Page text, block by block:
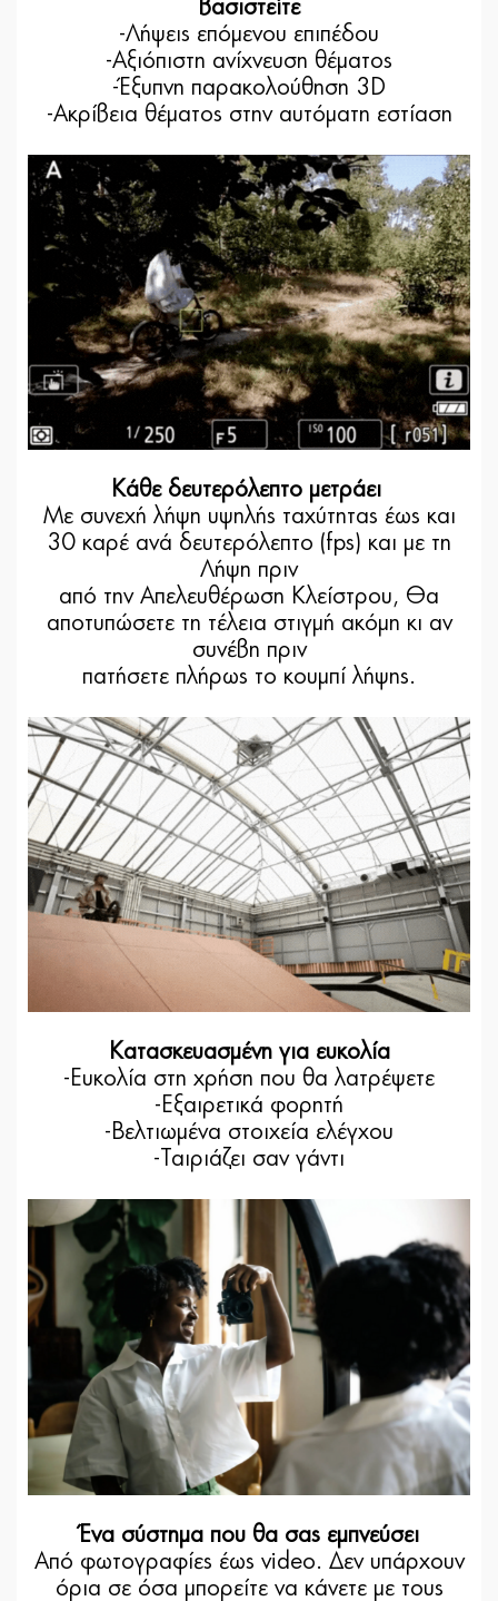
βασιστείτε
-Λήψεις επόμενου επιπέδου
-Αξιόπιστη ανίχνευση θέματος
-Έξυπνη παρακολούθηση 3D
-Ακρίβεια θέματος στην αυτόματη εστίαση
Κάθε δευτερόλεπτο μετράει
Με συνεχή λήψη υψηλής ταχύτητας έως και
30 καρέ ανά δευτερόλεπτο (fps) και με τη
Λήψη πριν
από την Απελευθέρωση Κλείστρου, Θα
αποτυπώσετε τη τέλεια στιγμή ακόμη κι αν
συνέβη πριν
πατήσετε πλήρως το κουμπί λήψης.
Κατασκευασμένη για ευκολία
-Ευκολία στη χρήση που θα λατρέψετε
-Εξαιρετικά φορητή
-Βελτιωμένα στοιχεία ελέγχου
-Ταιριάζει σαν γάντι
Ένα σύστημα που θα σας εμπνεύσει
Από φωτογραφίες έως video. Δεν υπάρχουν
όρια σε όσα μπορείτε να κάνετε με τους